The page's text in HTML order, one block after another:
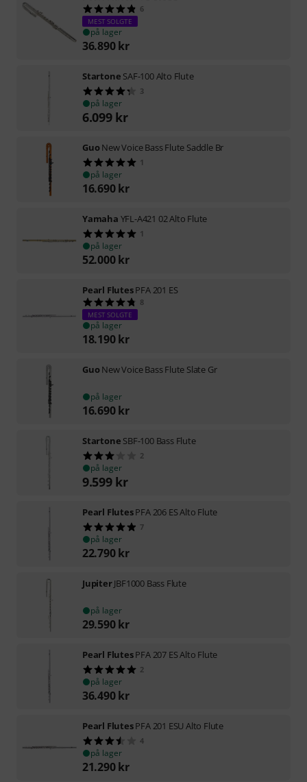
6
MEST SOLGTE
på lager
36.890 kr
Startone SAF-100 Alto Flute
3
på lager
6.099 kr
GuoNew Voice Bass Flute Saddle Br
1
på lager
16.690 kr
Yamaha YFL-A421 02 Alto Flute
1
på lager
52.000 kr
Pearl FlutesPFA 201 ES
8
MEST SOLGTE
på lager
18.190 kr
GuoNew Voice Bass Flute Slate Gr
på lager
16.690 kr
Startone SBF-100 Bass Flute
2
på lager
9.599 kr
Pearl FlutesPFA 206 ES Alto Flute
7
på lager
22.790 kr
JupiterJBF1000 Bass Flute
på lager
29.590 kr
Pearl FlutesPFA 207 ES Alto Flute
2
på lager
36.490 kr
Pearl FlutesPFA 201 ESU Alto Flute
4
på lager
21.290 kr